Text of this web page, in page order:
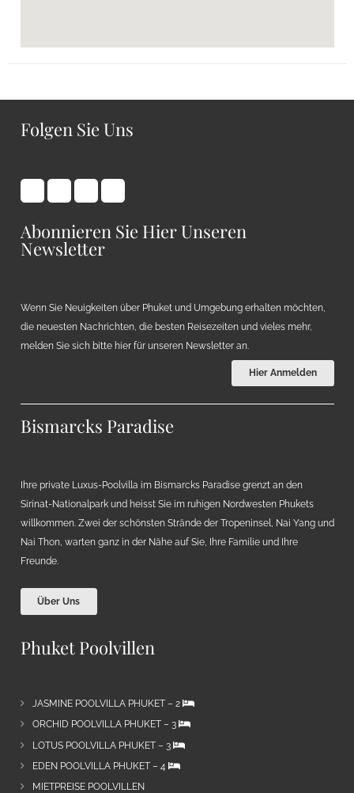
Folgen Sie Uns
Abonnieren Sie Hier Unseren
Newsletter
Wenn Sie Neuigkeiten über Phuket und Umgebung erhalten möchten,
die neuesten Nachrichten, die besten Reisezeiten und vieles mehr,
melden Sie sich bitte hier für unseren Newsletter an.
Hier Anmelden
Bismarcks Paradise
Ihre private Luxus-Poolvilla im Bismarcks Paradise grenzt an den
Sirinat-Nationalpark und heisst Sie im ruhigen Nordwesten Phukets
willkommen. Zwei der schönsten Strände der Tropeninsel, Nai Yang und
Nai Thon, warten ganz in der Nähe auf Sie, Ihre Familie und Ihre
Freunde.
Über Uns
Phuket Poolvillen
JASMINE POOLVILLA PHUKET – 2
ORCHID POOLVILLA PHUKET – 3
LOTUS POOLVILLA PHUKET – 3
EDEN POOLVILLA PHUKET – 4
MIETPREISE POOLVILLEN